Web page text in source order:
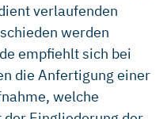
where are we now? –
Workshop on
periodontology vol. 38
report)
Electrolytic Cleaning on
Journal of clinical
verlaufenden
werden
empfiehlt sich bei
die Anfertigung einer
welche